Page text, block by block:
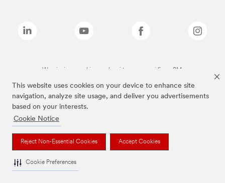
This website uses cookies on your device to enhance site
navigation, analyze site usage, and deliver you advertisements
based on your interests.
Cookie Notice
Reject Non-Essential Cookies Accept Cookies
Cookie Preferences
Wymienione marki są znakami towarowymi firmy 3M.